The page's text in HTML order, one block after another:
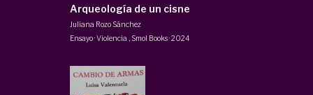
Arqueología de un cisne
Juliana Rozo Sánchez
Ensayo · Violencia Smol Books·2024